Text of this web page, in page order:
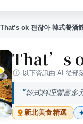
That’s ok 괜찮아 韓式餐酒
That’s
以下資訊由 AI 從部
韓式料理豐富多
新北美食精選